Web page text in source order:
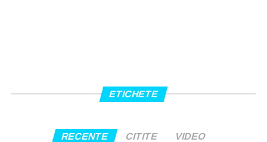
ETICHETE
RECENTE CITITE VIDEO